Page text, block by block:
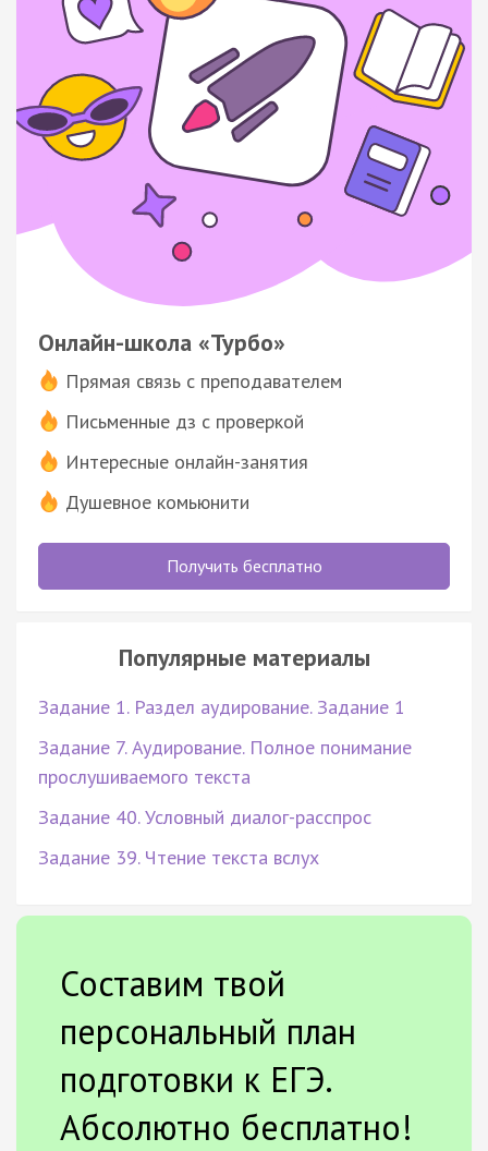
Онлайн-школа «Турбо»
Прямая связь с преподавателем
Письменные дз с проверкой
Интересные онлайн-занятия
Душевное комьюнити
Получить бесплатно
Популярные материалы
Задание 1. Раздел аудирование. Задание 1
Задание 7. Аудирование. Полное понимание
прослушиваемого текста
Задание 40. Условный диалог-расспрос
Задание 39. Чтение текста вслух
Составим твой
персональный план
подготовки к ЕГЭ.
Абсолютно бесплатно!